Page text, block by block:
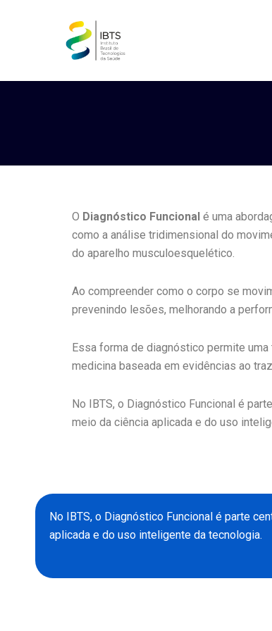
O Diagnóstico Funcional é uma
como a análise tridimensional do
do aparelho musculoesquelético.
Ao compreender como o corpo se
prevenindo lesões, melhorando a
Essa forma de diagnóstico permite
medicina baseada em evidências ao
No IBTS, o Diagnóstico Funcional é
meio da ciência aplicada e do uso
No IBTS, o Diagnóstico Funcional é parte
aplicada e do uso inteligente da tecnologia.